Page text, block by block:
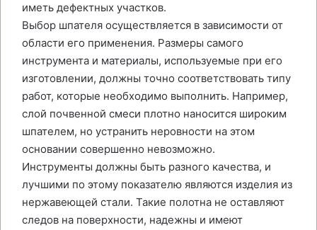
иметь дефектных участков.
Выбор шпателя осуществляется в зависимости от
области его применения. Размеры самого
инструмента и материалы, используемые при его
изготовлении, должны точно соответствовать типу
работ, которые необходимо выполнить. Например,
слой почвенной смеси плотно наносится широким
шпателем, но устранить неровности на этом
основании совершенно невозможно.
Инструменты должны быть разного качества, и
лучшими по этому показателю являются изделия из
нержавеющей стали. Такие полотна не оставляют
следов на поверхности, надежны и имеют